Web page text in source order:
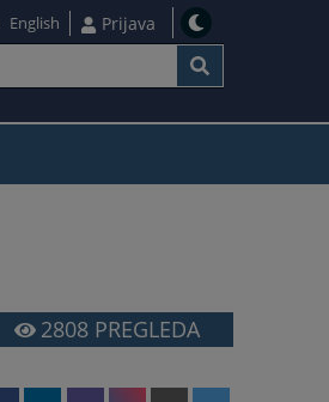
English Prijava
2808PREGLEDA